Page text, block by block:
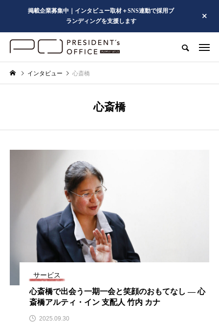
掲載企業募集中｜インタビュー取材＋SNS連動で採用ブ
ランディングを支援します
インタビュー 心斎橋
心斎橋
サービス
心斎橋で出会う一期一会と笑顔のおもてなし ― 心
斎橋アルティ・イン 支配人 竹内 カナ
2025.09.30